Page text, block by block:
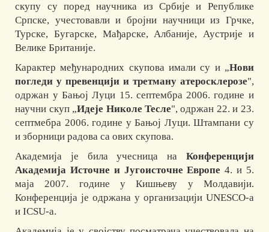
скупу су поред научника из Србије и Републике
Српске, учестовавли и бројни научници из Грчке,
Турске, Бугарске, Мађарске, Албаније, Аустрије и
Велике Британије.
Карактер међународних скупова имали су и „Нови
погледи у превенцији и третману атеросклерозе",
одржан у Бањој Луци 15. септембра 2006. године и
научни скуп „Идеје Николе Тесле", одржан 22. и 23.
септмебра 2006. године у Бањој Луци. Штампани су
и зборници радова са ових скупова.
Академија је била учесница на Конференцији
Академија Источне и Југоисточне Европе 4. и 5.
маја 2007. године у Кишњеву у Молдавији.
Конференција је одржана у организацији UNESCO-a
и ICSU-a.